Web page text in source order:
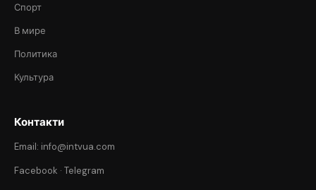
Спорт
В мире
Политика
Культура
Контакти
Email: info@intvua.com
Facebook · Telegram